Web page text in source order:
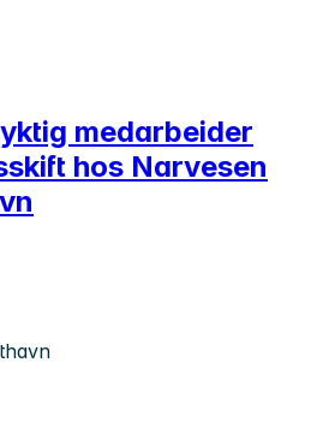
medarbeider
hos Narvesen